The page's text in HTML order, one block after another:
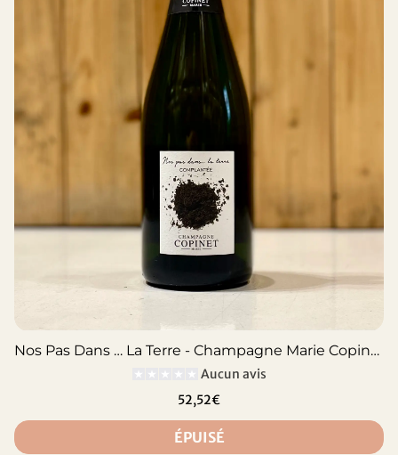
Nos Pas Dans … La Terre - Champagne Marie Copinet
Aucun avis
52,52€
ÉPUISÉ